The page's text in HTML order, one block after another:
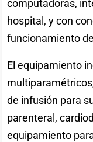
computadoras,
hospital, y con
funcionamiento
El equipamiento
de infusión para
parenteral,
equipamiento